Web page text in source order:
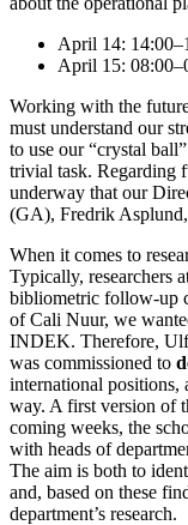
April 14:
April 15:
Working with the
must understand our
to use our “crystal
trivial task. Regarding
underway that our
(GA), Fredrik
When it comes to
Typically, researchers
bibliometric follow-up
of Cali Nuur, we
INDEK. Therefore,
was commissioned to
international positions,
way. A first version of
coming weeks, the
with heads of
The aim is both to
and, based on these
department’s research.